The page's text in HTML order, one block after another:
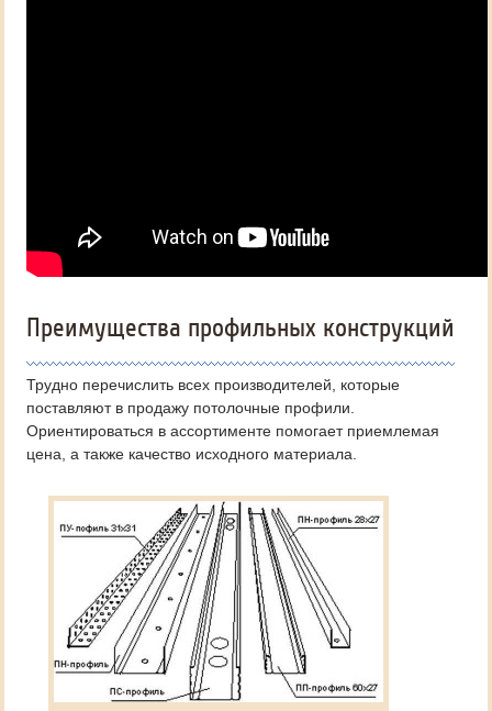
Преимущества профильных конструкций
Трудно перечислить всех производителей, которые
поставляют в продажу потолочные профили.
Ориентироваться в ассортименте помогает приемлемая
цена, а также качество исходного материала.